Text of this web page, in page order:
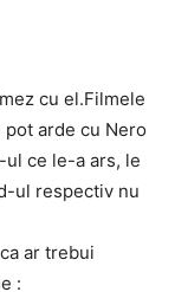
cu el.Filmele
arde cu Nero
ce le-a ars, le
ul respectiv nu
ar trebui
: